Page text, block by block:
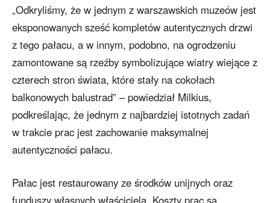
„Odkryliśmy, że w jednym z warszawskich muzeów jest
eksponowanych sześć kompletów autentycznych drzwi
z tego pałacu, a w innym, podobno, na ogrodzeniu
zamontowane są rzeźby symbolizujące wiatry wiejące z
czterech stron świata, które stały na cokołach
balkonowych balustrad” – powiedział Milkius,
podkreślając, że jednym z najbardziej istotnych zadań
w trakcie prac jest zachowanie maksymalnej
autentyczności pałacu.
Pałac jest restaurowany ze środków unijnych oraz
funduszy własnych właściciela. Koszty prac są